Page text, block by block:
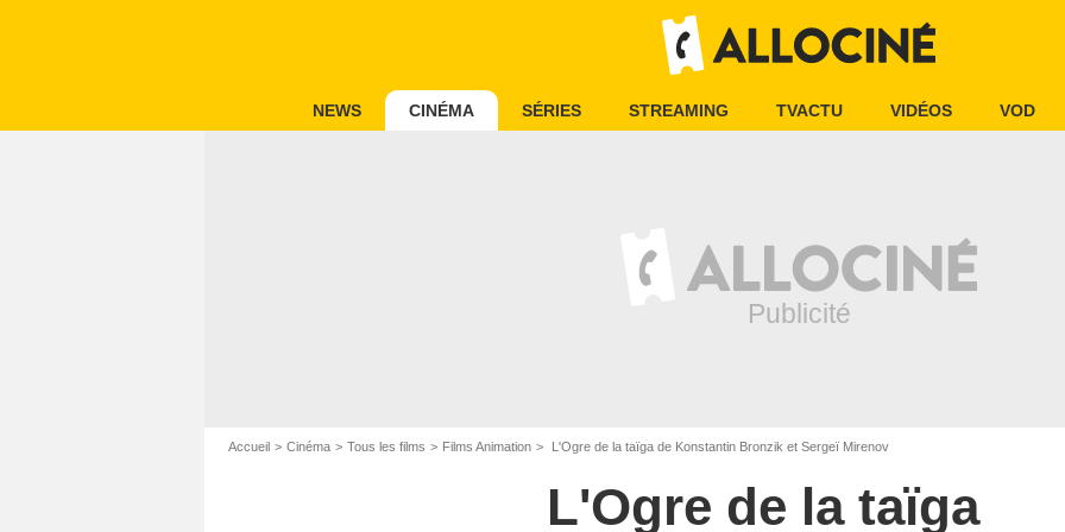
NEWS CINÉMA SÉRIES STREAMING TVACTU VIDÉOS VOD
Accueil Cinéma Tous les films Films Animation L'Ogre de la taïga de Konstantin Bronzik et Sergeï Mirenov
L'Ogre de la taïga